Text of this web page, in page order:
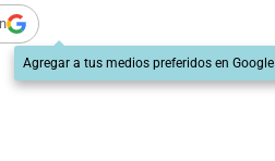
Agregar a tus medios preferidos en Google